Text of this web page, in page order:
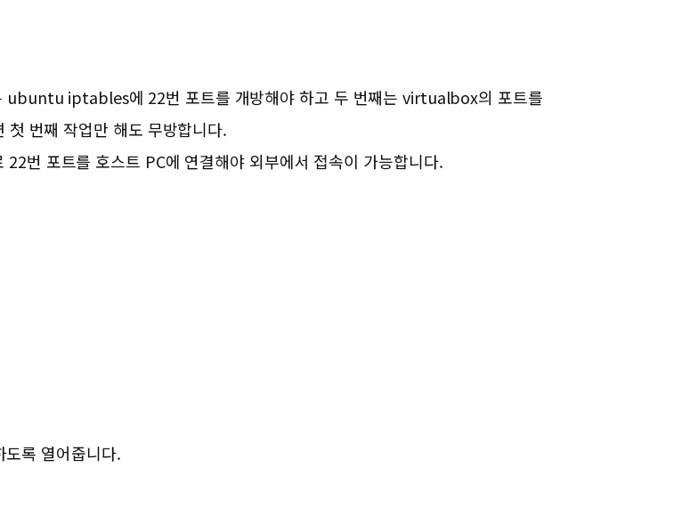
ubuntu iptables에 22번 포트를 개방해야 하고 두 번째는 virtualbox의 포트를
번째 작업만 해도 무방합니다.
번 포트를 호스트 PC에 연결해야 외부에서 접속이 가능합니다.
록 열어줍니다.